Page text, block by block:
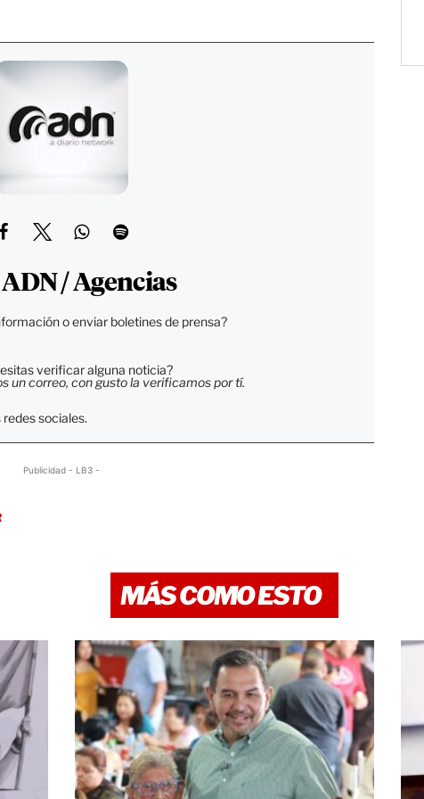
/ Agencias
o enviar boletines de prensa?
verificar alguna noticia?
un correo, con gusto la verificamos por tí.
sociales.
Publicidad - LB3 -
MÁS COMO ESTO